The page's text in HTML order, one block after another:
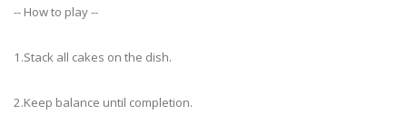
-- How to play --
1.Stack all cakes on the dish.
2.Keep balance until completion.